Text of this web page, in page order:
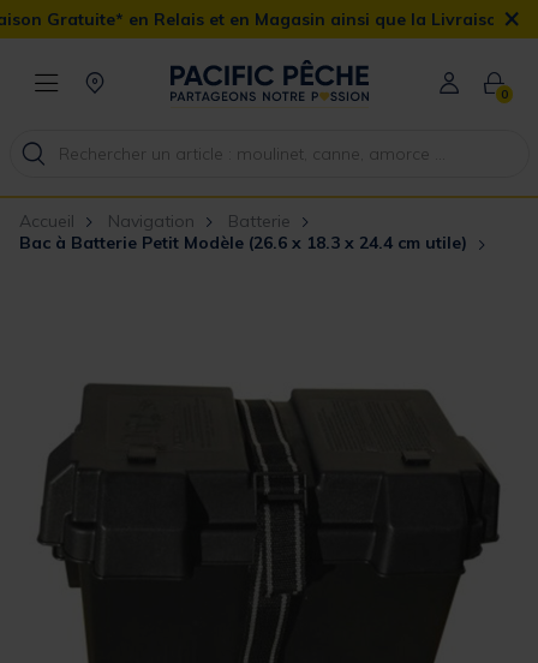
en Relais et en Magasin ainsi que la Livraison ×
0
Accueil Navigation
Batterie
Bac à Batterie Petit Modèle (26.6 x 18.3 x 24.4 cm utile)